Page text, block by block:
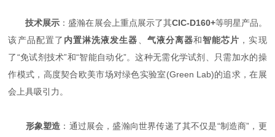
技术展示 ：盛瀚在展会上重点展示了其CIC-D160+等明星产品。
该产品配置了 内置淋洗液发生器 气液分离器和智能芯片 ，实现
了“免试剂技术”和“智能自动化”。这种无需化学试剂、只需加水的操
作模式，高度契合欧美市场对绿色实验室(Green Lab)的追求，在展
会上具吸引力。
形象塑造 ：通过展会，盛瀚向世界传递了其不仅是“制造商”，更